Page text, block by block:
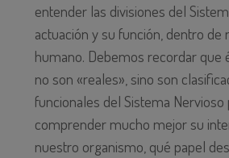
entender las divisiones del
actuación y su función, dentro de
humano. Debemos recordar que
no son «reales», sino son
funcionales del Sistema Nervioso
comprender mucho mejor su
nuestro organismo, qué papel